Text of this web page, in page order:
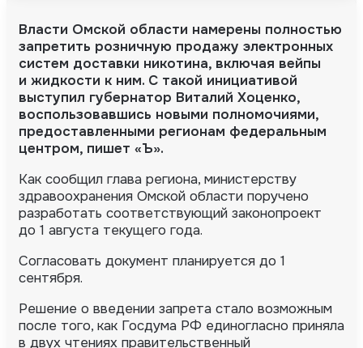
Власти Омской области намерены полностью
запретить розничную продажу электронных
систем доставки никотина, включая вейпы
и жидкости к ним. С такой инициативой
выступил губернатор Виталий Хоценко,
воспользовавшись новыми полномочиями,
предоставленными регионам федеральным
центром, пишет «Ъ».
Как сообщил глава региона, министерству
здравоохранения Омской области поручено
разработать соответствующий законопроект
до 1 августа текущего года.
Согласовать документ планируется до 1
сентября.
Решение о введении запрета стало возможным
после того, как Госдума РФ единогласно приняла
в двух чтениях правительственный